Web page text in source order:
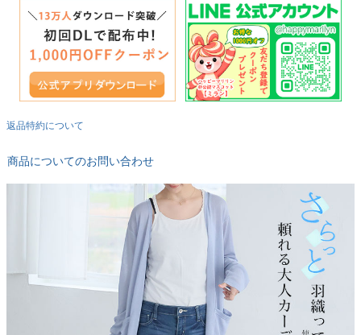
返品特約について
商品についてのお問い合わせ